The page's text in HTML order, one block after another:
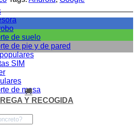
de suelo
de pie y de pared
SIM
de mesa
🚚
Y RECOGIDA